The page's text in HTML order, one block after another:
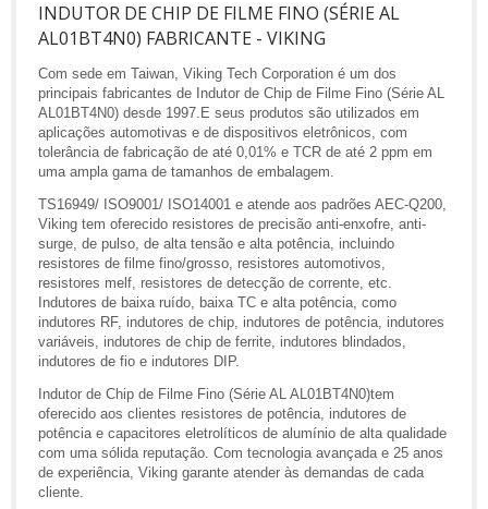
INDUTOR DE CHIP DE FILME FINO (SÉRIE AL
AL01BT4N0) FABRICANTE - VIKING
Com sede em Taiwan, Viking Tech Corporation é um dos
principais fabricantes de Indutor de Chip de Filme Fino (Série AL
AL01BT4N0) desde 1997.E seus produtos são utilizados em
aplicações automotivas e de dispositivos eletrônicos, com
tolerância de fabricação de até 0,01% e TCR de até 2 ppm em
uma ampla gama de tamanhos de embalagem.
TS16949/ ISO9001/ ISO14001 e atende aos padrões AEC-Q200,
Viking tem oferecido resistores de precisão anti-enxofre, anti-
surge, de pulso, de alta tensão e alta potência, incluindo
resistores de filme fino/grosso, resistores automotivos,
resistores melf, resistores de detecção de corrente, etc.
Indutores de baixa ruído, baixa TC e alta potência, como
indutores RF, indutores de chip, indutores de potência, indutores
variáveis, indutores de chip de ferrite, indutores blindados,
indutores de fio e indutores DIP.
Indutor de Chip de Filme Fino (Série AL AL01BT4N0)tem
oferecido aos clientes resistores de potência, indutores de
potência e capacitores eletrolíticos de alumínio de alta qualidade
com uma sólida reputação. Com tecnologia avançada e 25 anos
de experiência, Viking garante atender às demandas de cada
cliente.